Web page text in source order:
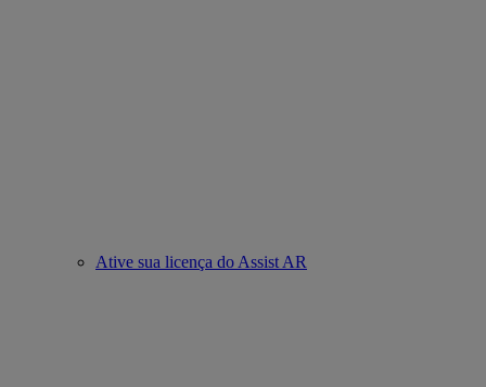
Ative sua licença do Assist AR